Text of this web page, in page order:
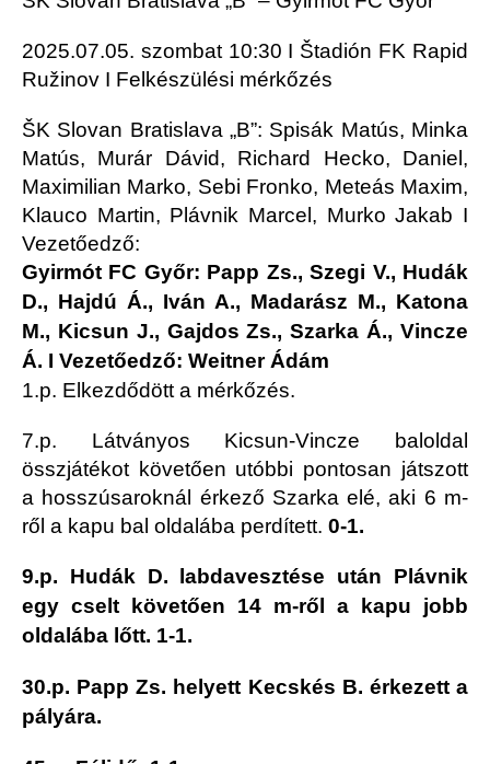
2025.07.05. szombat 10:30 I Štadión FK Rapid
Ružinov I Felkészülési mérkőzés
ŠK Slovan Bratislava „B”: Spisák Matús, Minka
Matús, Murár Dávid, Richard Hecko, Daniel,
Maximilian Marko, Sebi Fronko, Meteás Maxim,
Klauco Martin, Plávnik Marcel, Murko Jakab I
Vezetőedző:
Gyirmót FC Győr: Papp Zs., Szegi V., Hudák
D., Hajdú Á., Iván A., Madarász M., Katona
M., Kicsun J., Gajdos Zs., Szarka Á., Vincze
Á. I Vezetőedző: Weitner Ádám
1.p. Elkezdődött a mérkőzés.
7.p. Látványos Kicsun-Vincze baloldal
összjátékot követően utóbbi pontosan játszott
a hosszúsaroknál érkező Szarka elé, aki 6 m-
ről a kapu bal oldalába perdített. 0-1.
9.p. Hudák D. labdavesztése után Plávnik
egy cselt követően 14 m-ről a kapu jobb
oldalába lőtt. 1-1.
30.p. Papp Zs. helyett Kecskés B. érkezett a
pályára.